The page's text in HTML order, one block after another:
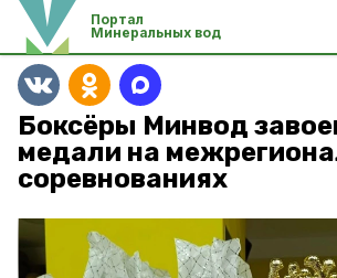
Портал
Минеральных вод
Боксёры Минвод
медали на
соревнованиях